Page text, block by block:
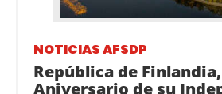
NOTICIAS AFSDP
República de Finlandia,
Aniversario de su